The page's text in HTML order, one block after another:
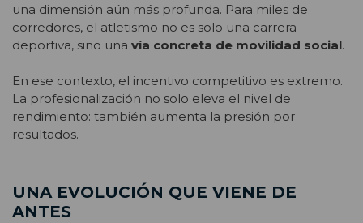
una dimensión aún más profunda. Para miles de
corredores, el atletismo no es solo una carrera
deportiva, sino una vía concreta de movilidad social.
En ese contexto, el incentivo competitivo es extremo.
La profesionalización no solo eleva el nivel de
rendimiento: también aumenta la presión por
resultados.
UNA EVOLUCIÓN QUE VIENE DE
ANTES